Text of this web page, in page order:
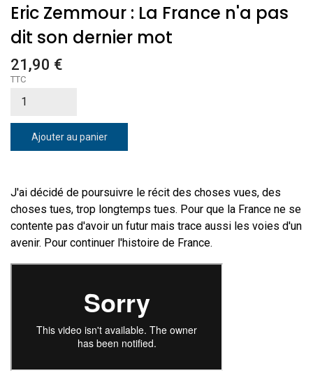
Eric Zemmour : La France n'a pas
dit son dernier mot
21,90 €
TTC
Ajouter au panier
J'ai décidé de poursuivre le récit des choses vues, des
choses tues, trop longtemps tues. Pour que la France ne se
contente pas d'avoir un futur mais trace aussi les voies d'un
avenir. Pour continuer l'histoire de France.